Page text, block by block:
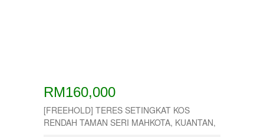
RM160,000
[FREEHOLD] TERES SETINGKAT KOS
RENDAH TAMAN SERI MAHKOTA, KUANTAN,